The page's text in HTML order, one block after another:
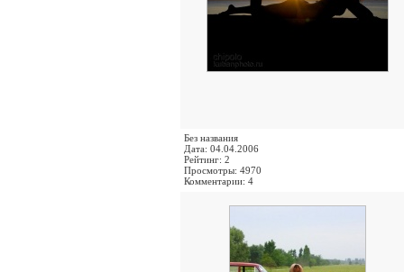
Без названия
Дата: 04.04.2006
Рейтинг: 2
Просмотры: 4970
Комментарии: 4